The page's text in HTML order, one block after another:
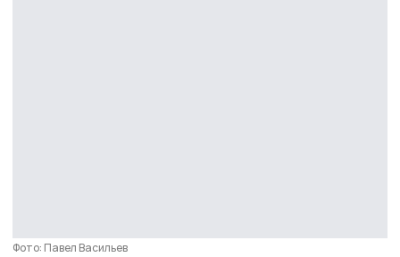
Фото: Павел Васильев